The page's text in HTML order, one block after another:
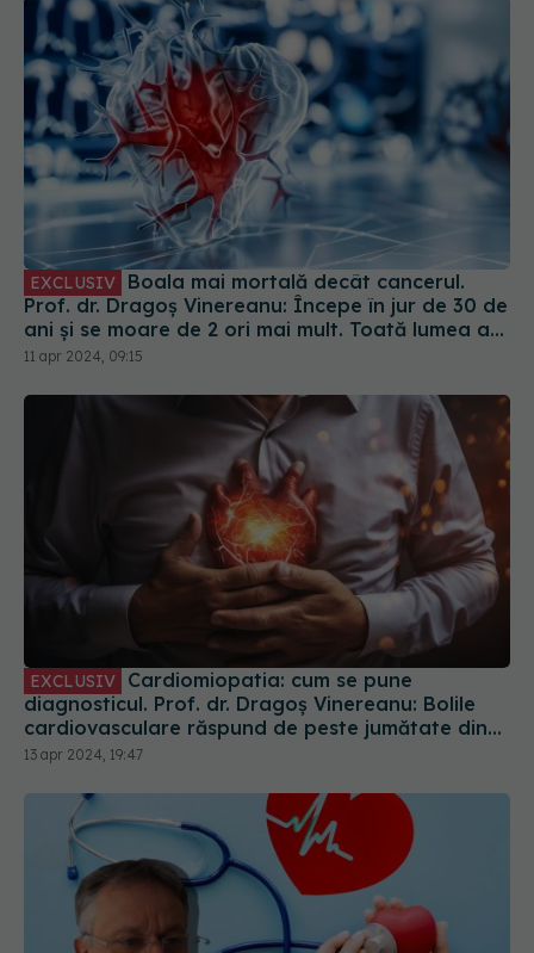
EXCLUSIV
Prof. dr. Dragoș Vinereanu: Începe în jur de 30 de
ani și se moare de 2 ori mai mult. Toată lumea are
impresia că e boala bătrânilor
11 apr 2024, 09:15
EXCLUSIV
diagnosticul. Prof. dr. Dragoș Vinereanu: Bolile
cardiovasculare răspund de peste jumătate din
decesele din România
13 apr 2024, 19:47